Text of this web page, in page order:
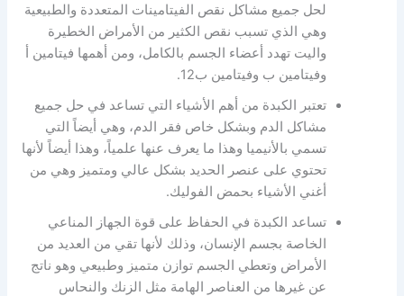
لحل جميع مشاكل نقص الفيتامينات المتعددة والطبيعية
وهي الذي تسبب نقص الكثير من الأمراض الخطيرة
واليت تهدد أعضاء الجسم بالكامل، ومن أهمها فيتامين أ
وفيتامين ب وفيتامين ب12.
تعتبر الكبدة من أهم الأشياء التي تساعد في حل جميع
مشاكل الدم وبشكل خاص فقر الدم، وهي أيضاً التي
تسمي بالأنيميا وهذا ما يعرف عنها علمياً، وهذا أيضاً لأنها
تحتوي على عنصر الحديد بشكل عالي ومتميز وهي من
أغني الأشياء بحمض الفوليك.
تساعد الكبدة في الحفاظ على قوة الجهاز المناعي
الخاصة بجسم الإنسان، وذلك لأنها تقي من العديد من
الأمراض وتعطي الجسم توازن متميز وطبيعي وهو ناتج
عن غيرها من العناصر الهامة مثل الزنك والنحاس